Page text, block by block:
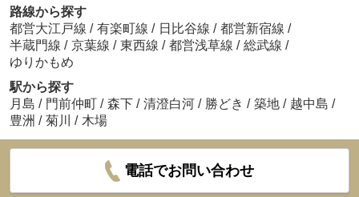
路線から探す
都営大江戸線 / 有楽町線 / 日比谷線 / 都営新宿線 /
半蔵門線 / 京葉線 / 東西線 / 都営浅草線 / 総武線 /
ゆりかもめ
駅から探す
月島 / 門前仲町 / 森下 / 清澄白河 / 勝どき / 築地 / 越中島 /
豊洲 / 菊川 / 木場
電話でお問い合わせ